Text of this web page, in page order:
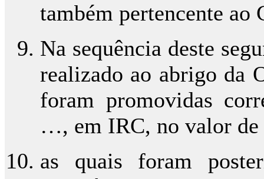
também pertencente
Na sequência deste
realizado ao abrigo da
foram promovidas
…, em IRC, no valor de
as quais foram